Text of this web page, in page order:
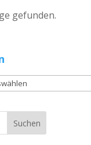
gefunden.